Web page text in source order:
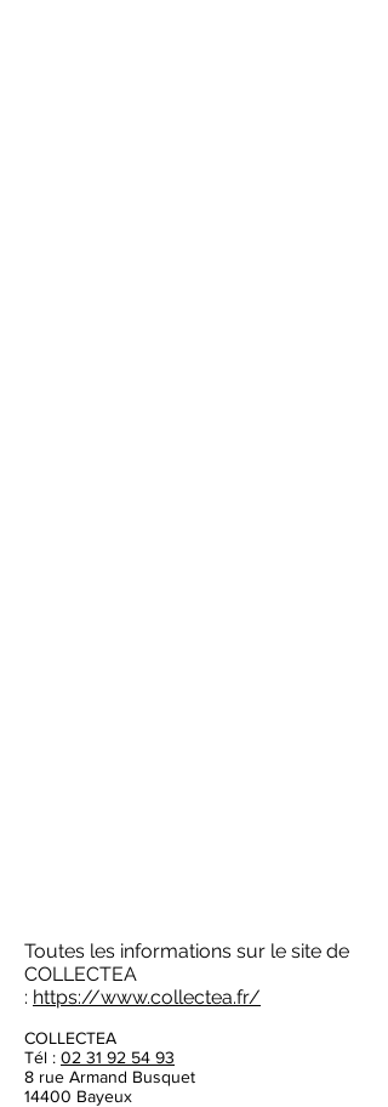
Toutes les informations sur le site de
COLLECTEA
: https://www.collectea.fr/
COLLECTEA
Tél : 02 31 92 54 93
8 rue Armand Busquet
14400 Bayeux